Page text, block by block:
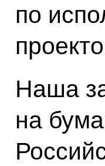
по
Наша
на